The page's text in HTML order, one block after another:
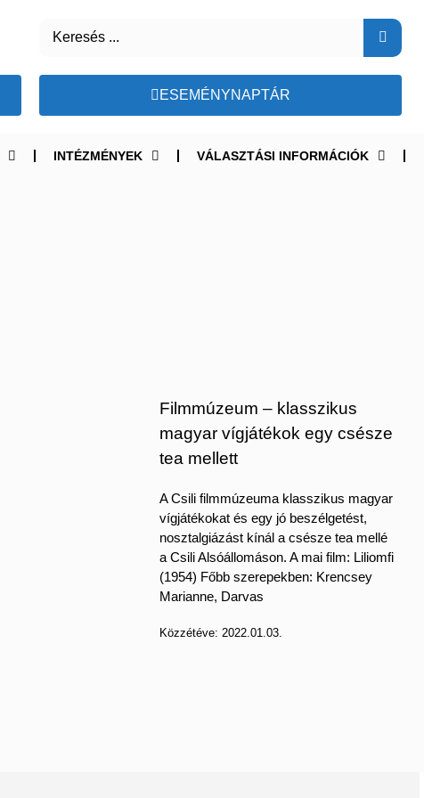
ESEMÉNYNAPTÁR
INTÉZMÉNYEK VÁLASZTÁSI INFORMÁCIÓK
Filmmúzeum – klasszikus
magyar vígjátékok egy csésze
tea mellett
A Csili filmmúzeuma klasszikus magyar
vígjátékokat és egy jó beszélgetést,
nosztalgiázást kínál a csésze tea mellé
a Csili Alsóállomáson. A mai film: Liliomfi
(1954) Főbb szerepekben: Krencsey
Marianne, Darvas
Közzétéve:2022.01.03.